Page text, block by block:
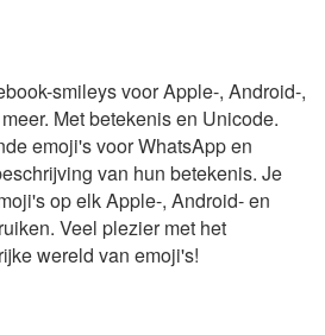
smileys voor Apple-, Android-,
Met betekenis en Unicode.
emoji's voor WhatsApp en
van hun betekenis. Je
op elk Apple-, Android- en
Veel plezier met het
wereld van emoji's!